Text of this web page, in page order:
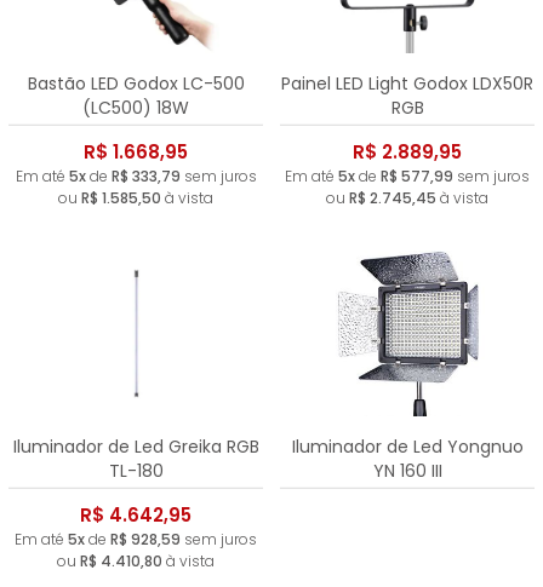
Bastão LED Godox LC-500
(LC500) 18W
R$ 1.668,95
Em até 5xde R$ 333,79 sem juros
ou R$ 1.585,50 à vista
Painel LED Light Godox LDX50R
RGB
R$ 2.889,95
Em até 5xde R$ 577,99 sem juros
ou R$ 2.745,45 à vista
Iluminador de Led Greika RGB
TL-180
R$ 4.642,95
Em até 5xde R$ 928,59 sem juros
ou R$ 4.410,80 à vista
Iluminador de Led Yongnuo
YN 160 III